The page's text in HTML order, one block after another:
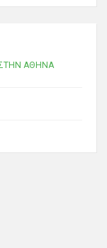
ΑΘΗΝΑ